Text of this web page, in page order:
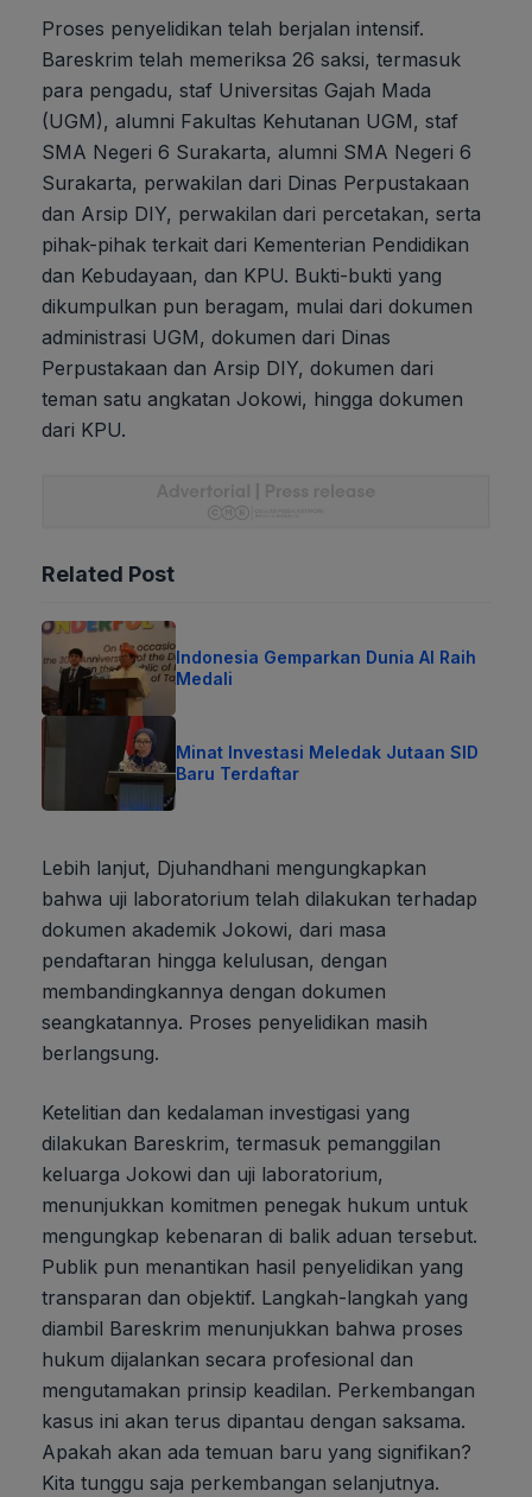
Proses penyelidikan telah berjalan intensif.
Bareskrim telah memeriksa 26 saksi, termasuk
para pengadu, staf Universitas Gajah Mada
(UGM), alumni Fakultas Kehutanan UGM, staf
SMA Negeri 6 Surakarta, alumni SMA Negeri 6
Surakarta, perwakilan dari Dinas Perpustakaan
dan Arsip DIY, perwakilan dari percetakan, serta
pihak-pihak terkait dari Kementerian Pendidikan
dan Kebudayaan, dan KPU. Bukti-bukti yang
dikumpulkan pun beragam, mulai dari dokumen
administrasi UGM, dokumen dari Dinas
Perpustakaan dan Arsip DIY, dokumen dari
teman satu angkatan Jokowi, hingga dokumen
dari KPU.
Related Post
Indonesia Gemparkan Dunia AI Raih
Medali
Minat Investasi Meledak Jutaan SID
Baru Terdaftar
Lebih lanjut, Djuhandhani mengungkapkan
bahwa uji laboratorium telah dilakukan terhadap
dokumen akademik Jokowi, dari masa
pendaftaran hingga kelulusan, dengan
membandingkannya dengan dokumen
seangkatannya. Proses penyelidikan masih
berlangsung.
Ketelitian dan kedalaman investigasi yang
dilakukan Bareskrim, termasuk pemanggilan
keluarga Jokowi dan uji laboratorium,
menunjukkan komitmen penegak hukum untuk
mengungkap kebenaran di balik aduan tersebut.
Publik pun menantikan hasil penyelidikan yang
transparan dan objektif. Langkah-langkah yang
diambil Bareskrim menunjukkan bahwa proses
hukum dijalankan secara profesional dan
mengutamakan prinsip keadilan. Perkembangan
kasus ini akan terus dipantau dengan saksama.
Apakah akan ada temuan baru yang signifikan?
Kita tunggu saja perkembangan selanjutnya.